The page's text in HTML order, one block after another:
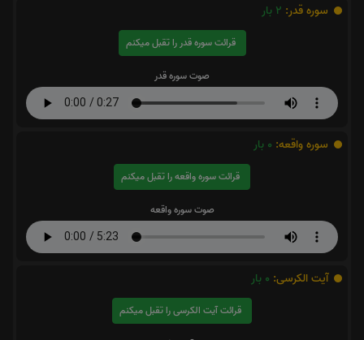
سوره قدر: 2 بار
قرائت سوره قدر را تقبل میکنم
صوت سوره قدر
سوره واقعه: 0 بار
قرائت سوره واقعه را تقبل میکنم
صوت سوره واقعه
آیت الکرسی: 0 بار
قرائت آیت الکرسی را تقبل میکنم